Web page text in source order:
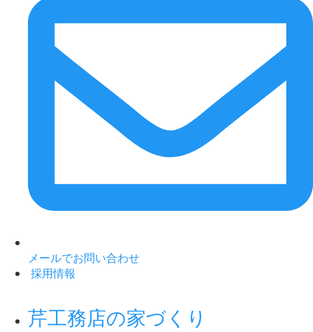
メールでお問い合わせ
採用情報
芹工務店の家づくり